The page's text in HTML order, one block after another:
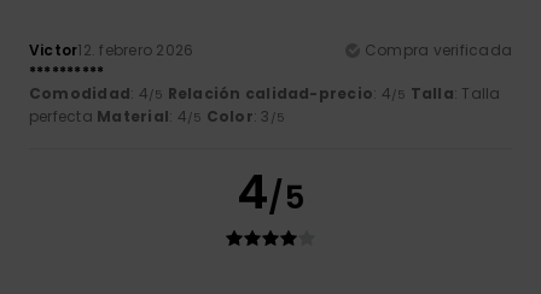
Victor12. febrero 2026
Compra verificada
**********
Comodidad: 4/5 Relación calidad-precio: 4/5 Talla: Talla
perfecta Material: 4/5 Color: 3 /5
4/5